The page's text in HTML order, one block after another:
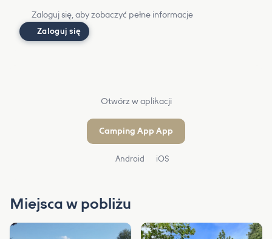
Zaloguj się, aby zobaczyć pełne informacje
Zaloguj się
Otwórz w aplikacji
Camping App App
Android iOS
Miejsca w pobliżu